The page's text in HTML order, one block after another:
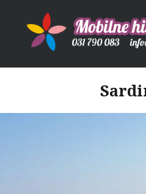
to
Mobilne hišice